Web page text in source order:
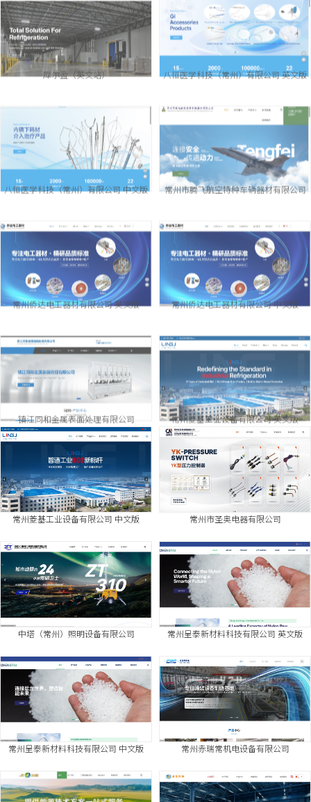
库尔盈（英文站） 八恒医学科技（常州）有限公司 英文版
八恒医学科技（常州）有限公司 中文版 常州市腾飞航空特种车辆器材有限公司
常州侨达电工器材有限公司 英文版 常州侨达电工器材有限公司 中文版
镇江同和金属表面处理有限公司 常州菱基工业设备有限公司 英文版
常州菱基工业设备有限公司 中文版 常州市圣奥电器有限公司
中塔（常州）照明设备有限公司 常州呈泰新材料科技有限公司 英文版
常州呈泰新材料科技有限公司 中文版 常州赤瑞常机电设备有限公司